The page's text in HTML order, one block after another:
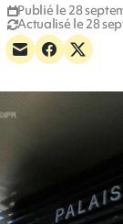
Publié le 28
Actualisé le 28